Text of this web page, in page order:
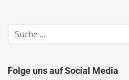
Suche
nach:
Folge uns auf Social Media